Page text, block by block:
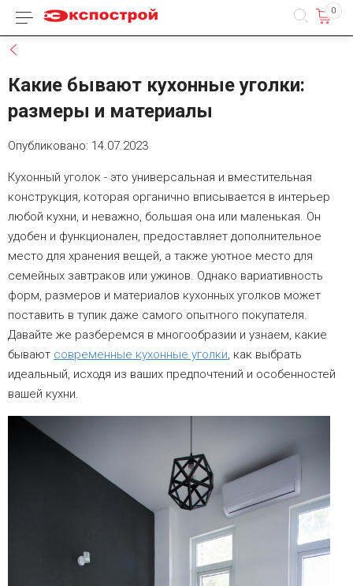
Каталог товаров 0
Какие бывают кухонные уголки:
размеры и материалы
Опубликовано: 14.07.2023
Кухонный уголок - это универсальная и вместительная
конструкция, которая органично вписывается в интерьер
любой кухни, и неважно, большая она или маленькая. Он
удобен и функционален, предоставляет дополнительное
место для хранения вещей, а также уютное место для
семейных завтраков или ужинов. Однако вариативность
форм, размеров и материалов кухонных уголков может
поставить в тупик даже самого опытного покупателя.
Давайте же разберемся в многообразии и узнаем, какие
бывают современные кухонные уголки, как выбрать
идеальный, исходя из ваших предпочтений и особенностей
вашей кухни.